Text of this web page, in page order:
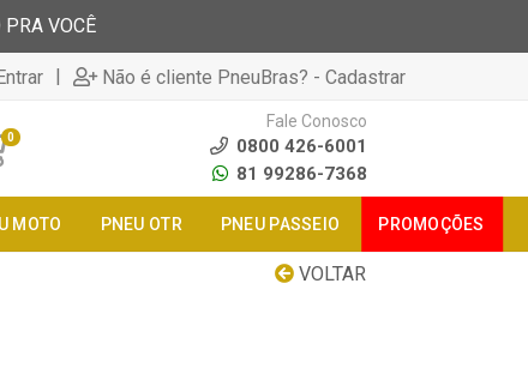
VOCÊ
| Não é cliente PneuBras? - Cadastrar
0
Fale Conosco
0800 426-6001
81 99286-7368
MOTO PNEU OTR PNEU PASSEIO PROMOÇÕES
VOLTAR